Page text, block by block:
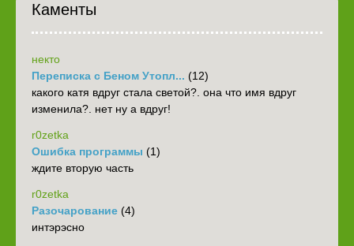
Каменты
некто
Переписка с Беном Утопл... (12)
какого катя вдруг стала светой?. она что имя вдруг
изменила?. нет ну а вдруг!
r0zetka
Ошибка программы (1)
ждите вторую часть
r0zetka
Разочарование (4)
интэрэсно